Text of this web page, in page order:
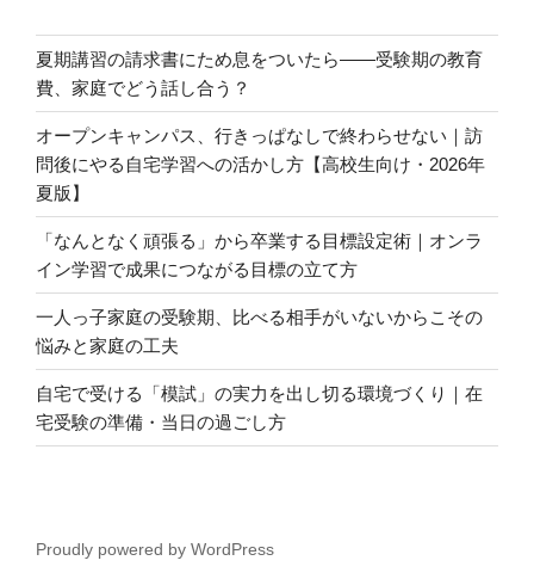
夏期講習の請求書にため息をついたら――受験期の教育
費、家庭でどう話し合う？
オープンキャンパス、行きっぱなしで終わらせない｜訪
問後にやる自宅学習への活かし方【高校生向け・2026年
夏版】
「なんとなく頑張る」から卒業する目標設定術｜オンラ
イン学習で成果につながる目標の立て方
一人っ子家庭の受験期、比べる相手がいないからこその
悩みと家庭の工夫
自宅で受ける「模試」の実力を出し切る環境づくり｜在
宅受験の準備・当日の過ごし方
Proudly powered by WordPress